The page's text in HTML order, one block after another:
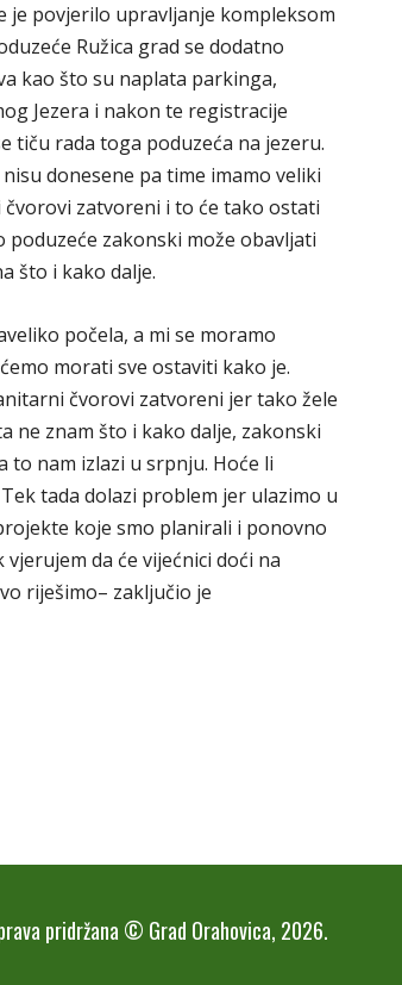
je povjerilo upravljanje kompleksom
Ružica grad se dodatno
kao što su naplata parkinga,
Jezera i nakon te registracije
tiču rada toga poduzeća na jezeru.
donesene pa time imamo veliki
zatvoreni i to će tako ostati
poduzeće zakonski može obavljati
što i kako dalje.
počela, a mi se moramo
morati sve ostaviti kako je.
čvorovi zatvoreni jer tako žele
ne znam što i kako dalje, zakonski
to nam izlazi u srpnju. Hoće li
tada dolazi problem jer ulazimo u
koje smo planirali i ponovno
da će vijećnici doći na
riješimo– zaključio je
pridržana © Grad Orahovica, 2026.